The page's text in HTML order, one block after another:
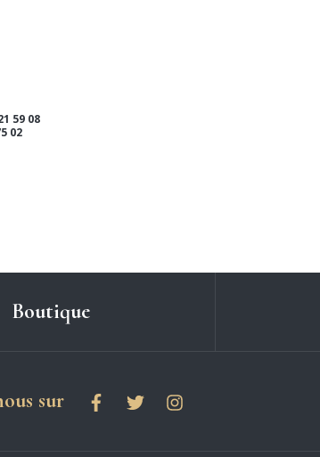
59 08
02
Boutique
surles réseaux sociaux
FacebookTwitterInstagram